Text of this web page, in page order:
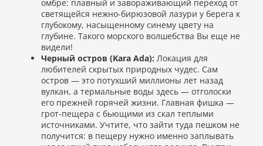
омбре: плавный и завораживающий переход от
светящейся нежно-бирюзовой лазури у берега к
глубокому, насыщенному синему цвету на
глубине. Такого морского волшебства Вы еще не
видели!
Черный остров (Kara Ada): Локация для
любителей скрытых природных чудес. Сам
остров — это потухший миллионы лет назад
вулкан, а термальные воды здесь — отголоски
его прежней горячей жизни. Главная фишка —
грот-пещера с бьющими из скал теплыми
источниками. Учтите, что зайти туда пешком не
получится: в пещеру нужно именно заплывать